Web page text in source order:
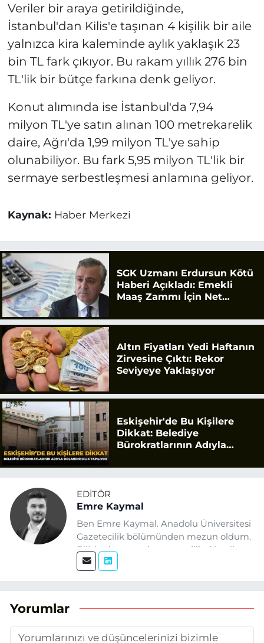
Veriler bir araya getirildiğinde,
İstanbul'dan Kilis'e taşınan 4 kişilik bir aile
yalnızca kira kaleminde aylık yaklaşık 23
bin TL fark çıkıyor. Bu rakam yıllık 276 bin
TL'lik bir bütçe farkına denk geliyor.
Konut alımında ise İstanbul'da 7,94
milyon TL'ye satın alınan 100 metrekarelik
daire, Ağrı'da 1,99 milyon TL'ye sahip
olunabiliyor. Bu fark 5,95 milyon TL'lik bir
sermaye serbestleşmesi anlamına geliyor.
Kaynak: Haber Merkezi
SGK Uzmanı Erdursun Kötü
Haberi Açıkladı: Emekli
Maaş Zammı İçin Net
Altın Fiyatları Yedi Haftanın
Zirvesine Çıktı: Rekor
Seviyeye Yaklaşıyor
Eskişehir'de Bu Kişilere
Dikkat: Belediye
Bürokratlarının Adıyla
EDITÖR
Emre Kaymal
Ben Emre Kaymal. Anadolu Üniversitesi
Gazetecilik bölümünden mezun oldum.
Eğitim hayatım boyunca dijital içerik
üretimi ve arama motoru
temel alıyorum.
Yorumlar